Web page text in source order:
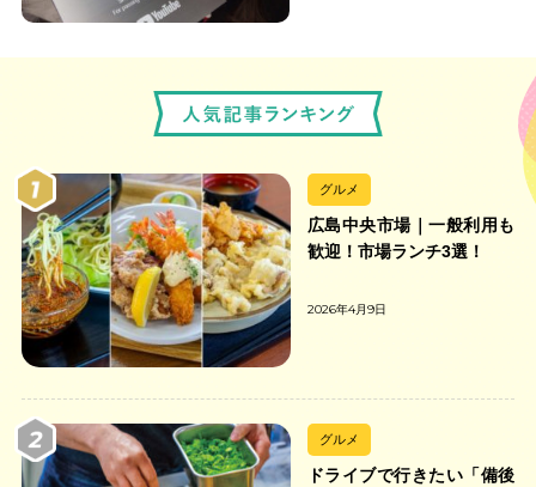
グルメ
広島中央市場｜一般利用も
歓迎！市場ランチ3選！
2026年4月9日
グルメ
ドライブで行きたい「備後